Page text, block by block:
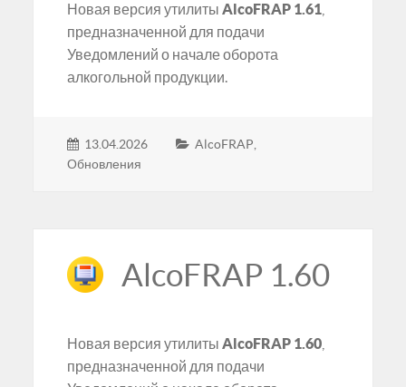
Новая версия утилитыAlcoFRAP 1.61
предназначенной для подачи
Уведомлений о начале оборота
алкогольной продукции.
13.04.2026 AlcoFRAP
Обновления
AlcoFRAP 1.60
Новая версия утилитыAlcoFRAP 1.60
предназначенной для подачи